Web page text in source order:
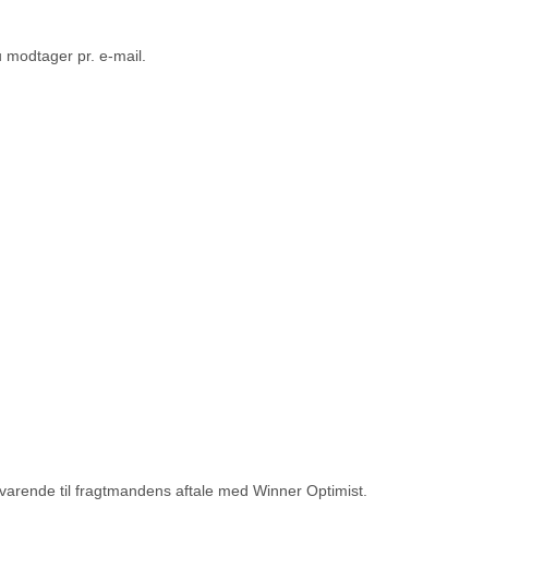
pr. e-mail.
til fragtmandens aftale med Winner Optimist.